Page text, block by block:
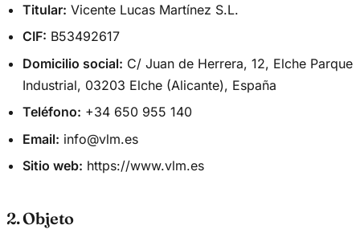
Titular: Vicente Lucas Martínez S.L.
CIF: B53492617
Domicilio social: C/ Juan de Herrera, 12, Elche Parque
Industrial, 03203 Elche (Alicante), España
Teléfono: +34 650 955 140
Email: info@vlm.es
Sitio web: https://www.vlm.es
2. Objeto